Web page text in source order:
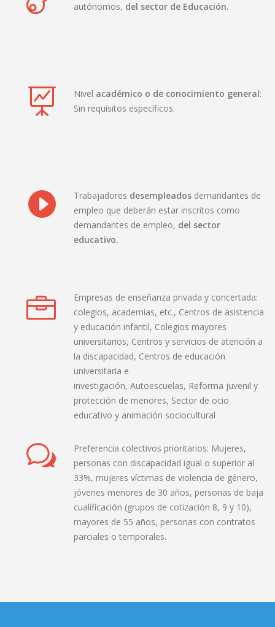
autónomos, del sector de Educación.
Nivel académico o de conocimiento general:
Sin requisitos específicos.
Trabajadores desempleadosdemandantes de
empleo que deberán estar inscritos como
demandantes de empleo, del sector
educativo.
Empresas de enseñanza privada y concertada:
colegios, academias, etc., Centros de asistencia
y educación infantil, Colegios mayores
universitarios, Centros y servicios de atención a
la discapacidad, Centros de educación
universitaria e
investigación, Autoescuelas, Reforma juvenil y
protección de menores, Sector de ocio
educativo y animación sociocultural
Preferencia colectivos prioritarios: Mujeres,
personas con discapacidad igual o superior al
33%, mujeres víctimas de violencia de género,
jóvenes menores de 30 años, personas de baja
cualificación (grupos de cotización 8, 9 y 10),
mayores de 55 años, personas con contratos
parciales o temporales.